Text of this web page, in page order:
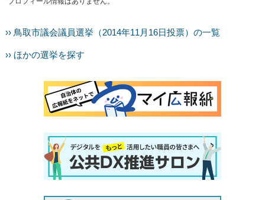
›› 鳥取市議会議員選挙（2014年11月16日投票）の一覧
›› ほかの選挙を探す